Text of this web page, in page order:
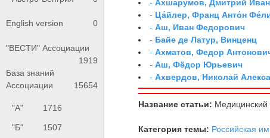
English version 0
"ВЕСТИ" Ассоциации
1919
База знаний
Ассоциации
15654
"А" 1716
"Б" 1507
-Ахшарумов, Дмитрий
- Ца́йлер, Франц Анто́н
-Аш, Иван Федорович
- Байе де Латур, Винценц
-Ахматов, Федор
-Аш, Фёдор Юрьевич
-Ахвердов, Николай
Название статьи: Медицинский
Категория темы: Российская